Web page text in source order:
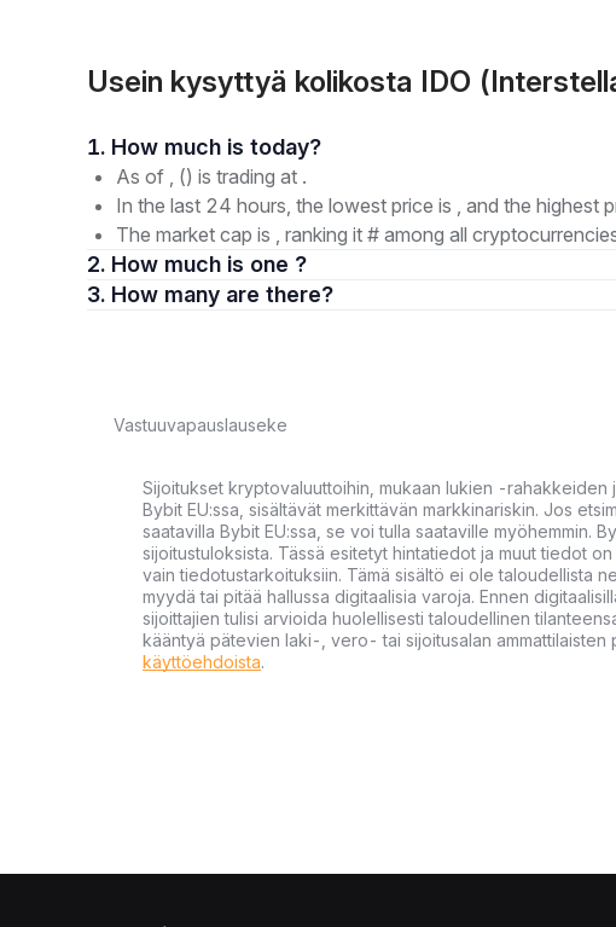
Usein kysyttyä kolikosta IDO
1. How much is today?
As of , () is trading at .
In the last 24 hours, the lowest price is , and the highest
The market cap is , ranking it # among all
2. How much is one ?
3. How many are there?
Vastuuvapauslauseke
Sijoitukset kryptovaluuttoihin, mukaan lukien -rahakkeiden
Bybit EU:ssa, sisältävät merkittävän markkinariskin. Jos
saatavilla Bybit EU:ssa, se voi tulla saataville myöhemmin.
sijoitustuloksista. Tässä esitetyt hintatiedot ja muut tiedot
vain tiedotustarkoituksiin. Tämä sisältö ei ole taloudellista
myydä tai pitää hallussa digitaalisia varoja. Ennen
sijoittajien tulisi arvioida huolellisesti taloudellinen
kääntyä pätevien laki-, vero- tai sijoitusalan ammattilaisten
käyttöehdoista.